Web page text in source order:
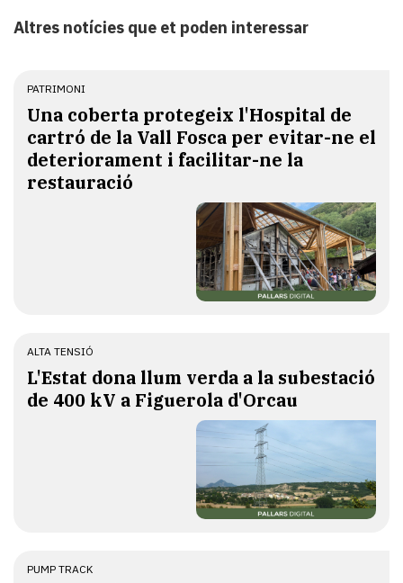
Altres notícies que et poden interessar
PATRIMONI
Una coberta protegeix l'Hospital de
cartró de la Vall Fosca per evitar-ne el
deteriorament i facilitar-ne la
restauració
ALTA TENSIÓ
L'Estat dona llum verda a la subestació
de 400 kV a Figuerola d'Orcau
PUMP TRACK